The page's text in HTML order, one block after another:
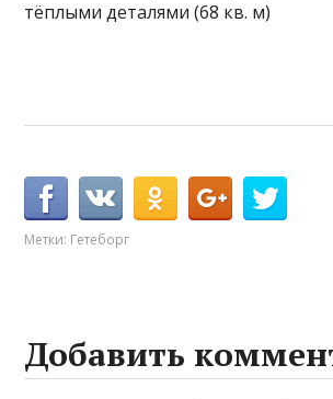
Метки: Гетеборг
Добавить